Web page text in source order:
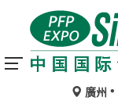
廣州